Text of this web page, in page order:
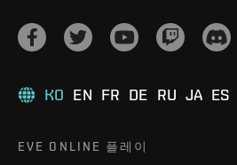
KO EN FR DE RU JA ES
EVE ONLINE 플레이